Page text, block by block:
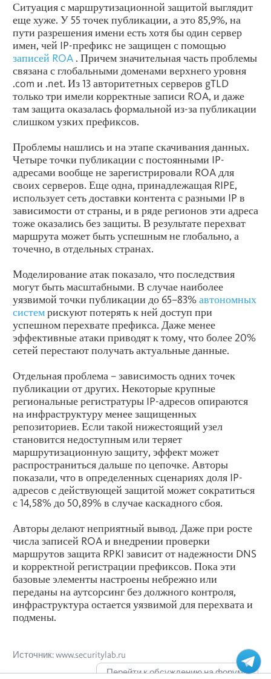
Ситуация с маршрутизационной защитой выглядит
еще хуже. У 55 точек публикации, а это 85,9%, на
пути разрешения имени есть хотя бы один сервер
имен, чей IP-префикс не защищен с помощью
записей ROA . Причем значительная часть проблемы
связана с глобальными доменами верхнего уровня
.com и .net. Из 13 авторитетных серверов gTLD
только три имели корректные записи ROA, и даже
там защита оказалась формальной из-за публикации
слишком узких префиксов.
Проблемы нашлись и на этапе скачивания данных.
Четыре точки публикации с постоянными IP-
адресами вообще не зарегистрировали ROA для
своих серверов. Еще одна, принадлежащая RIPE,
использует сеть доставки контента с разными IP в
зависимости от страны, и в ряде регионов эти адреса
тоже оказались без защиты. В результате перехват
маршрута может быть успешным не глобально, а
точечно, в отдельных странах.
Моделирование атак показало, что последствия
могут быть масштабными. В случае наиболее
уязвимой точки публикации до 65–83%автономных
системрискуют потерять к ней доступ при
успешном перехвате префикса. Даже менее
эффективные атаки приводят к тому, что более 20%
сетей перестают получать актуальные данные.
Отдельная проблема – зависимость одних точек
публикации от других. Некоторые крупные
региональные регистратуры IP-адресов опираются
на инфраструктуру менее защищенных
репозиториев. Если такой нижестоящий узел
становится недоступным или теряет
маршрутизационную защиту, эффект может
распространиться дальше по цепочке. Авторы
показали, что в определенных сценариях доля IP-
адресов с действующей защитой может сократиться
с 14,58% до 50,89% в случае каскадного сбоя.
Авторы делают неприятный вывод. Даже при росте
числа записей ROA и внедрении проверки
маршрутов защита RPKI зависит от надежности DNS
и корректной регистрации префиксов. Пока эти
базовые элементы настроены небрежно или
переданы на аутсорсинг без должного контроля,
инфраструктура остается уязвимой для перехвата и
подмены.
Источник: www.securitylab.ru
Перейти к обсуждению на форуме